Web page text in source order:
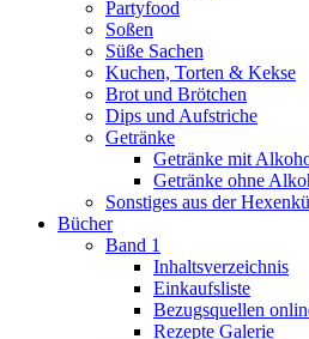
Partyfood
Soßen
Süße Sachen
Kuchen, Torten & Kekse
Brot und Brötchen
Dips und Aufstriche
Getränke
Getränke mit
Getränke ohne
Sonstiges aus der
Bücher
Band 1
Inhaltsverzeichnis
Einkaufsliste
Bezugsquellen
Rezepte Galerie